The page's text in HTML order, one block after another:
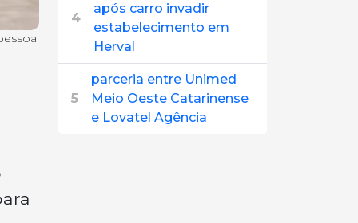
4
após carro invadir
estabelecimento em
Herval
5
parceria entre Unimed
Meio Oeste Catarinense
e Lovatel Agência